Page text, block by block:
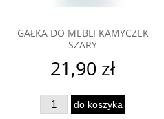
GAŁKA DO MEBLI KAMYCZEK
SZARY
21,90 zł
do koszyka